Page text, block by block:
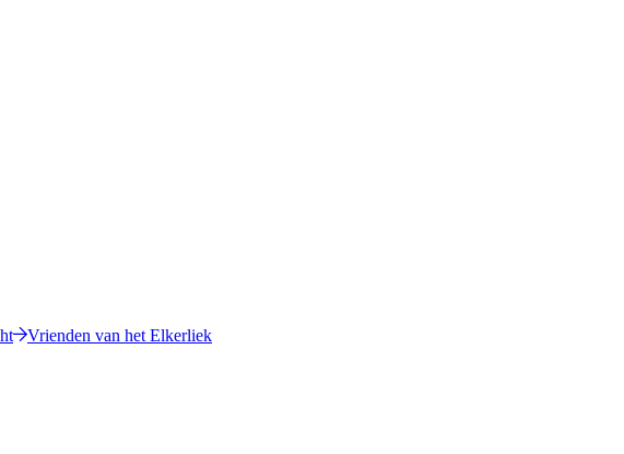
Vrienden van het Elkerliek